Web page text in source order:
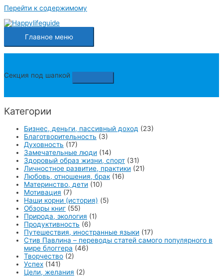
Перейти к содержимому
Главное меню
Секция под шапкой
Категории
Бизнес, деньги, пассивный доход (23)
Благотворительность (3)
Духовность (17)
Замечательные люди (14)
Здоровый образ жизни, спорт (31)
Личностное развитие, практики (21)
Любовь, отношения, брак (16)
Материнство, дети (10)
Мотивация (7)
Наши корни (история) (5)
Обзоры книг (55)
Природа, экология (1)
Продуктивность (6)
Путешествия, иностранные языки (17)
Стив Павлина – переводы статей самого популярного в
мире блоггера (46)
Творчество (2)
Успех (141)
Цели, желания (2)